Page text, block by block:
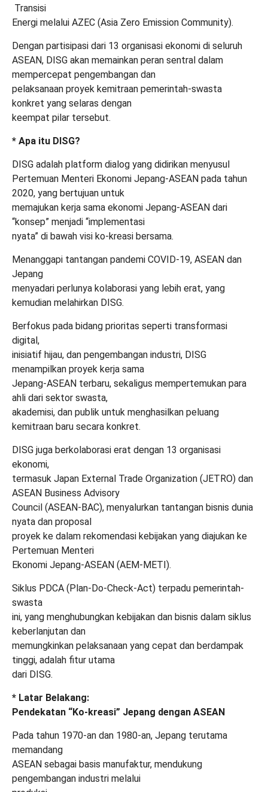
Transisi
Energi melalui AZEC (Asia Zero Emission Community).
Dengan partisipasi dari 13 organisasi ekonomi di seluruh
ASEAN, DISG akan memainkan peran sentral dalam
mempercepat pengembangan dan
pelaksanaan proyek kemitraan pemerintah-swasta
konkret yang selaras dengan
keempat pilar tersebut.
* Apa itu DISG?
DISG adalah platform dialog yang didirikan menyusul
Pertemuan Menteri Ekonomi Jepang-ASEAN pada tahun
2020, yang bertujuan untuk
memajukan kerja sama ekonomi Jepang-ASEAN dari
“konsep” menjadi “implementasi
nyata” di bawah visi ko-kreasi bersama.
Menanggapi tantangan pandemi COVID-19, ASEAN dan
Jepang
menyadari perlunya kolaborasi yang lebih erat, yang
kemudian melahirkan DISG.
Berfokus pada bidang prioritas seperti transformasi
digital,
inisiatif hijau, dan pengembangan industri, DISG
menampilkan proyek kerja sama
Jepang-ASEAN terbaru, sekaligus mempertemukan para
ahli dari sektor swasta,
akademisi, dan publik untuk menghasilkan peluang
kemitraan baru secara konkret.
DISG juga berkolaborasi erat dengan 13 organisasi
ekonomi,
termasuk Japan External Trade Organization (JETRO) dan
ASEAN Business Advisory
Council (ASEAN-BAC), menyalurkan tantangan bisnis dunia
nyata dan proposal
proyek ke dalam rekomendasi kebijakan yang diajukan ke
Pertemuan Menteri
Ekonomi Jepang-ASEAN (AEM-METI).
Siklus PDCA (Plan-Do-Check-Act) terpadu pemerintah-
swasta
ini, yang menghubungkan kebijakan dan bisnis dalam siklus
keberlanjutan dan
memungkinkan pelaksanaan yang cepat dan berdampak
tinggi, adalah fitur utama
dari DISG.
* Latar Belakang:
Pendekatan “Ko-kreasi” Jepang dengan ASEAN
Pada tahun 1970-an dan 1980-an, Jepang terutama
memandang
ASEAN sebagai basis manufaktur, mendukung
pengembangan industri melalui